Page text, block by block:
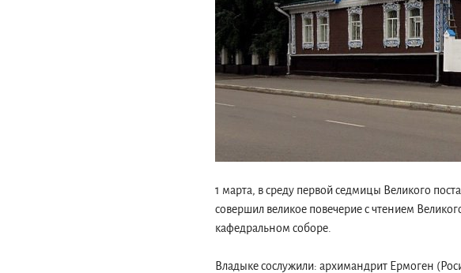
1 марта, в среду первой седмицы Великого
совершил великое повечерие с чтением
кафедральном соборе.
Владыке сослужили: архимандрит Ермоген